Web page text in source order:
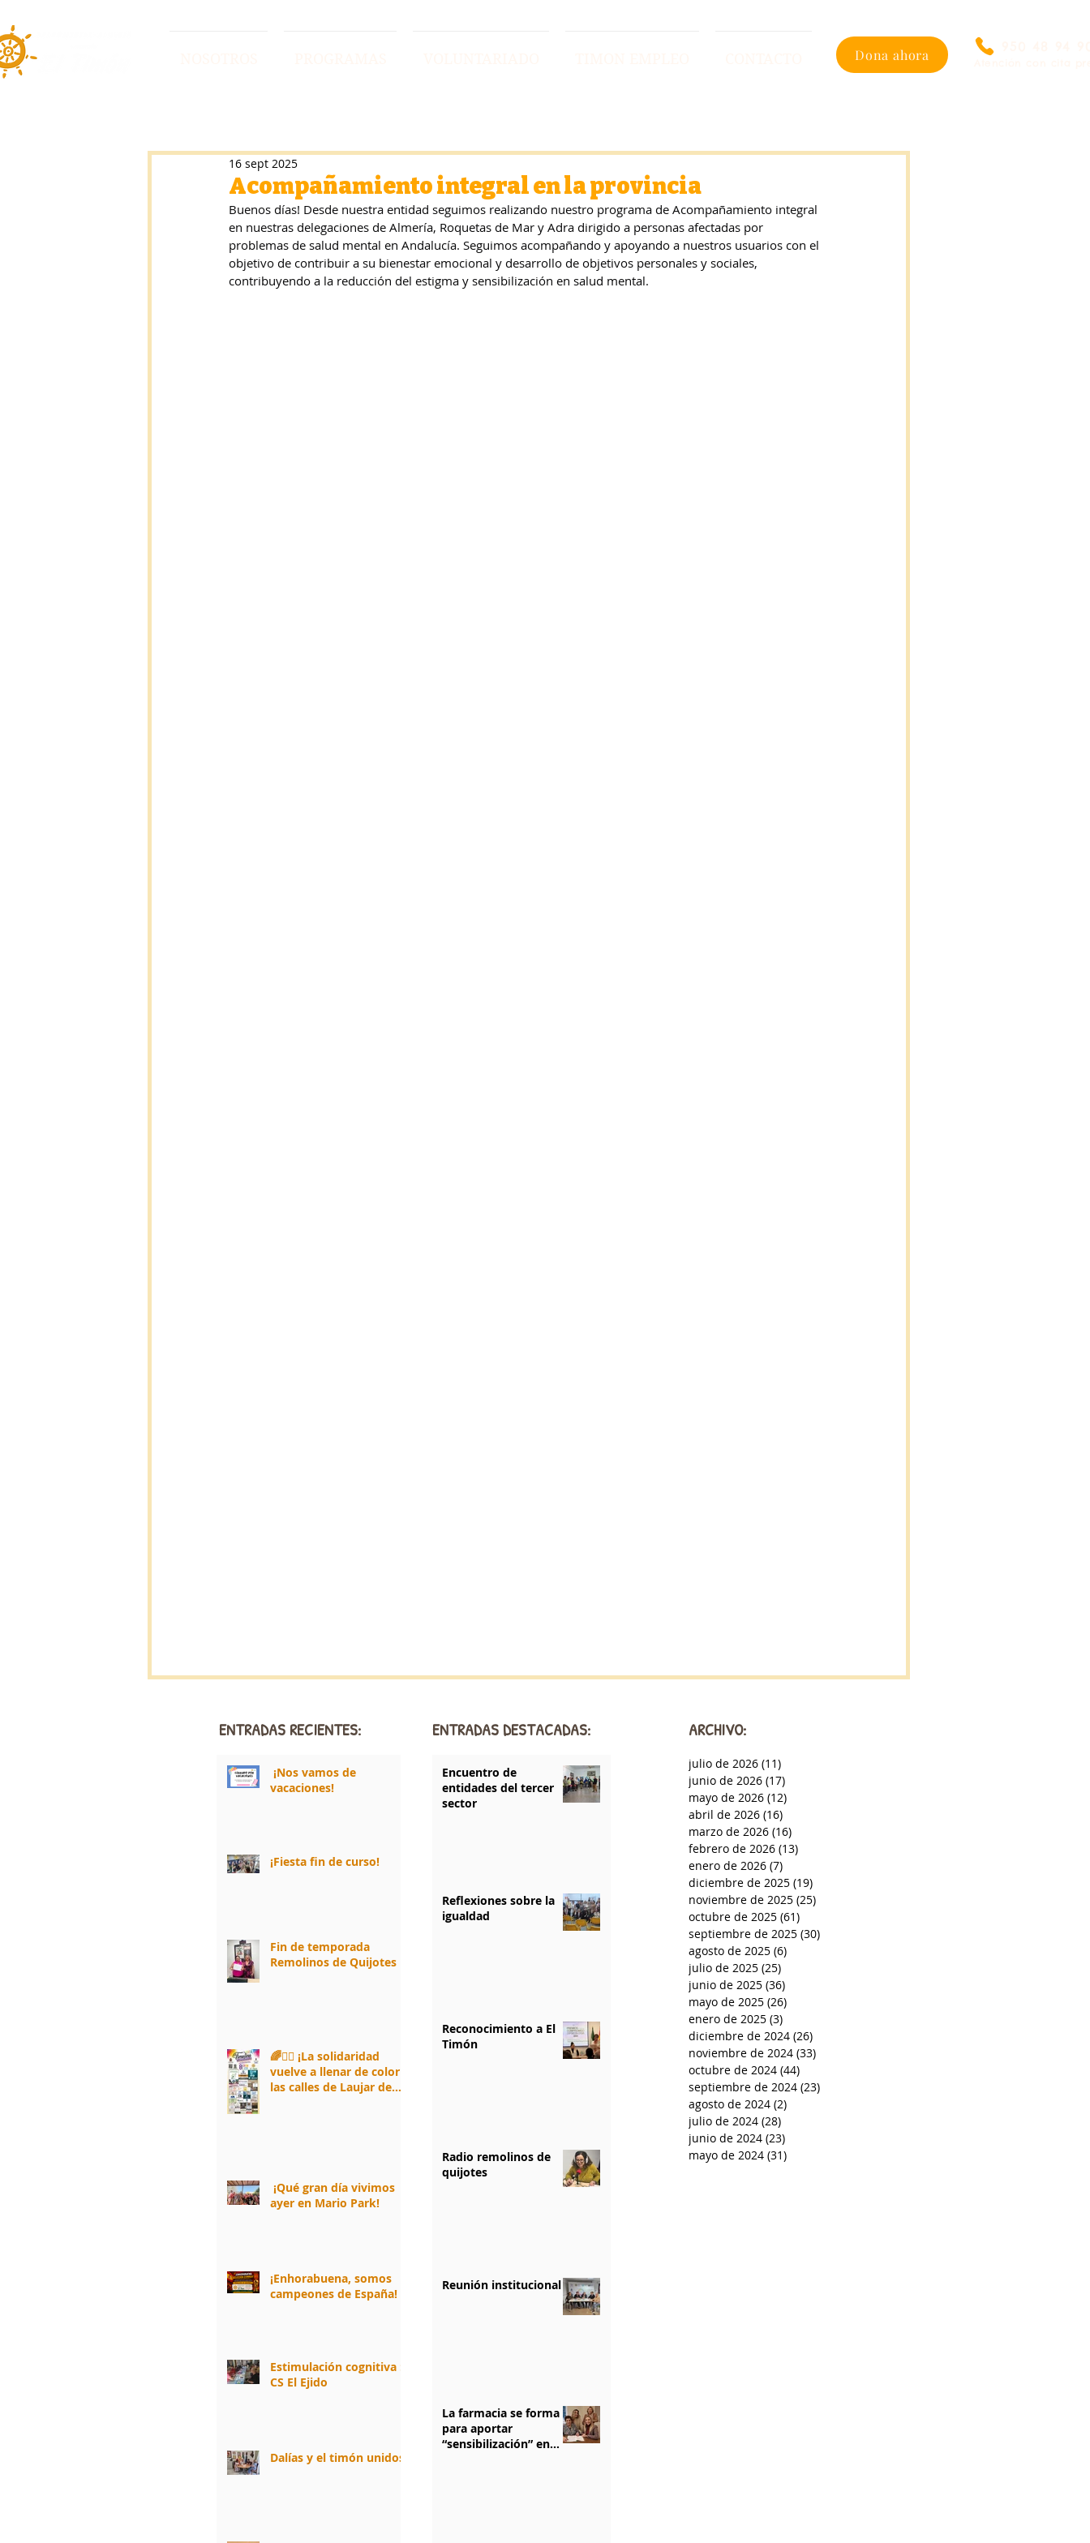
Dona ahora
Acompañamiento integral en la provincia
16 sept 2025
Buenos días! Desde nuestra entidad seguimos realizando nuestro programa de Acompañamiento integral
en nuestras delegaciones de Almería, Roquetas de Mar y Adra dirigido a personas afectadas por
problemas de salud mental en Andalucía. Seguimos acompañando y apoyando a nuestros usuarios con el
objetivo de contribuir a su bienestar emocional y desarrollo de objetivos personales y sociales,
contribuyendo a la reducción del estigma y sensibilización en salud mental.
ENTRADAS RECIENTES:
¡Nos vamos de
vacaciones!
¡Fiesta fin de curso!
Fin de temporada
Remolinos de Quijotes
🌈🏃‍♀️ ¡La solidaridad
vuelve a llenar de color
las calles de Laujar de
¡Qué gran día vivimos
ayer en Mario Park!
¡Enhorabuena, somos
campeones de España!
Estimulación cognitiva :
CS El Ejido
Dalías y el timón unidos.
ENTRADAS DESTACADAS:
Encuentro de
entidades del tercer
sector
Reflexiones sobre la
igualdad
Reconocimiento a El
Timón
Radio remolinos de
quijotes
Reunión institucional
La farmacia se forma
para aportar
“sensibilización” en
ARCHIVO:
julio de 2026 (11)
junio de 2026 (17)
mayo de 2026 (12)
abril de 2026 (16)
marzo de 2026 (16)
febrero de 2026 (13)
enero de 2026 (7)
diciembre de 2025 (19)
noviembre de 2025 (25)
octubre de 2025 (61)
septiembre de 2025 (30)
agosto de 2025 (6)
julio de 2025 (25)
junio de 2025 (36)
mayo de 2025 (26)
enero de 2025 (3)
diciembre de 2024 (26)
noviembre de 2024 (33)
octubre de 2024 (44)
septiembre de 2024 (23)
agosto de 2024 (2)
julio de 2024 (28)
junio de 2024 (23)
mayo de 2024 (31)